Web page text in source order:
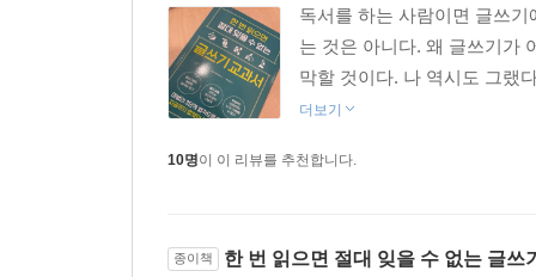
독서를 하는 사람이면 글쓰
는 것은 아니다. 왜 글쓰기가
막할 것이다. 나 역시도 그랬
더보기
10명이 이 리뷰를 추천합니다.
종이책 한 번 읽으면 절대 잊을 수 없는 글쓰